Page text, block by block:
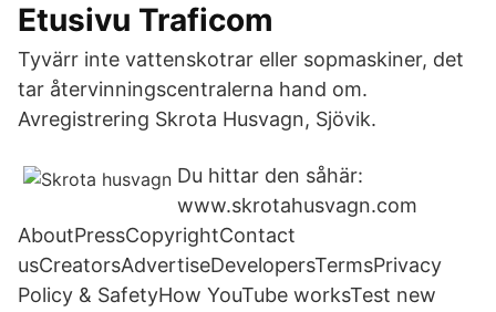
Etusivu Traficom
Tyvärr inte vattenskotrar eller sopmaskiner, det
tar återvinningscentralerna hand om.
Avregistrering Skrota Husvagn, Sjövik.
Du hittar den såhär:
www.skrotahusvagn.com
AboutPressCopyrightContact
usCreatorsAdvertiseDevelopersTermsPrivacy​
Policy & SafetyHow YouTube worksTest new